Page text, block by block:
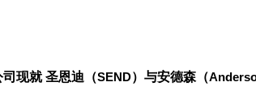
司现就 圣恩迪（SEND）与安德森（